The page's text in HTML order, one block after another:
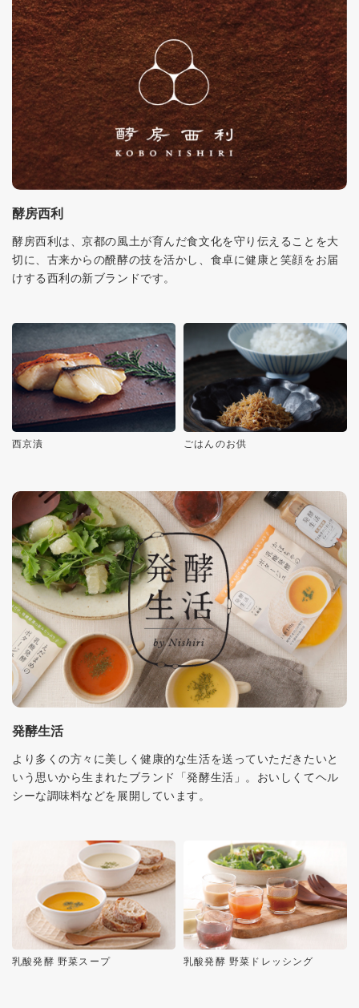
酵房西利
酵房西利は、京都の風土が育んだ食文化を守り伝えることを大
切に、古来からの醗酵の技を活かし、食卓に健康と笑顔をお届
けする西利の新ブランドです。
西京漬 ごはんのお供
発酵生活
より多くの方々に美しく健康的な生活を送っていただきたいと
いう思いから生まれたブランド「発酵生活」。おいしくてヘル
シーな調味料などを展開しています。
乳酸発酵 野菜スープ 乳酸発酵 野菜ドレッシング